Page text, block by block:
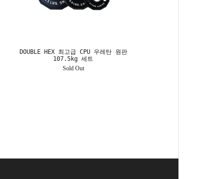
DOUBLE HEX 최고급 CPU 우레탄 원판
107.5kg 세트
Sold Out